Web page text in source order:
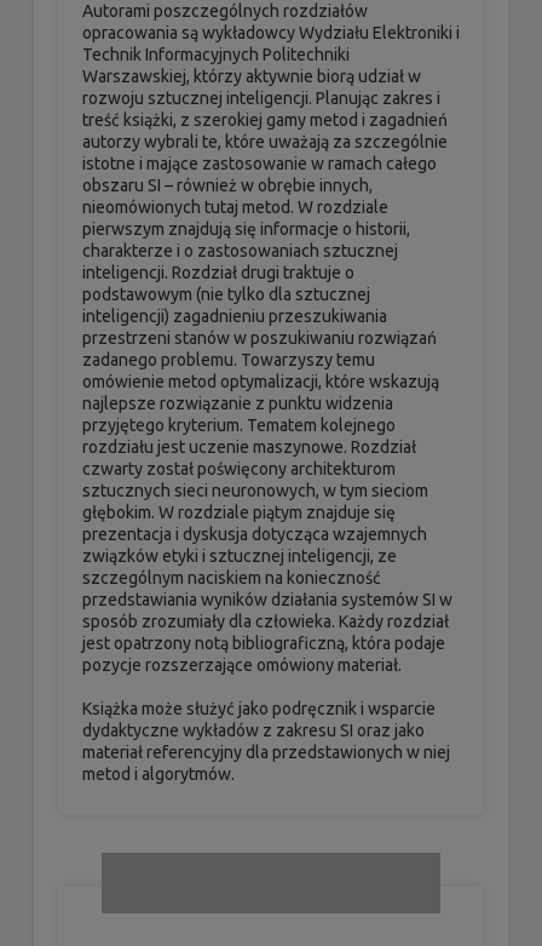
Autorami poszczególnych rozdziałów
opracowania są wykładowcy Wydziału Elektroniki i
Technik Informacyjnych Politechniki
Warszawskiej, którzy aktywnie biorą udział w
rozwoju sztucznej inteligencji. Planując zakres i
treść książki, z szerokiej gamy metod i zagadnień
autorzy wybrali te, które uważają za szczególnie
istotne i mające zastosowanie w ramach całego
obszaru SI – również w obrębie innych,
nieomówionych tutaj metod. W rozdziale
pierwszym znajdują się informacje o historii,
charakterze i o zastosowaniach sztucznej
inteligencji. Rozdział drugi traktuje o
podstawowym (nie tylko dla sztucznej
inteligencji) zagadnieniu przeszukiwania
przestrzeni stanów w poszukiwaniu rozwiązań
zadanego problemu. Towarzyszy temu
omówienie metod optymalizacji, które wskazują
najlepsze rozwiązanie z punktu widzenia
przyjętego kryterium. Tematem kolejnego
rozdziału jest uczenie maszynowe. Rozdział
czwarty został poświęcony architekturom
sztucznych sieci neuronowych, w tym sieciom
głębokim. W rozdziale piątym znajduje się
prezentacja i dyskusja dotycząca wzajemnych
związków etyki i sztucznej inteligencji, ze
szczególnym naciskiem na konieczność
przedstawiania wyników działania systemów SI w
sposób zrozumiały dla człowieka. Każdy rozdział
jest opatrzony notą bibliograficzną, która podaje
pozycje rozszerzające omówiony materiał.
Książka może służyć jako podręcznik i wsparcie
dydaktyczne wykładów z zakresu SI oraz jako
materiał referencyjny dla przedstawionych w niej
metod i algorytmów.